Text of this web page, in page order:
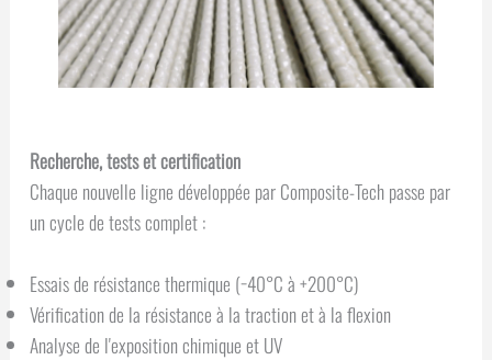
Recherche, tests et certification
Chaque nouvelle ligne développée par Composite-Tech passe par
un cycle de tests complet :
Essais de résistance thermique (−40°C à +200°C)
Vérification de la résistance à la traction et à la flexion
Analyse de l'exposition chimique et UV